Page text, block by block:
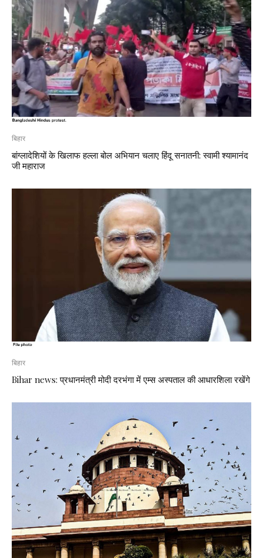
बिहार
बांग्लादेशियों के खिलाफ हल्ला बोल अभियान चलाए हिंदू सनातनी: स्वामी श्यामानंद
जी महाराज
बिहार
Bihar news: प्रधानमंत्री मोदी दरभंगा में एम्स अस्पताल की आधारशिला रखेंगे